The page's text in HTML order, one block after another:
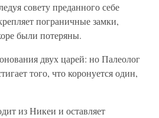
совету преданного себе
пограничные замки,
были потеряны.
двух царей: но Палеолог
того, что коронуется один,
из Никеи и оставляет